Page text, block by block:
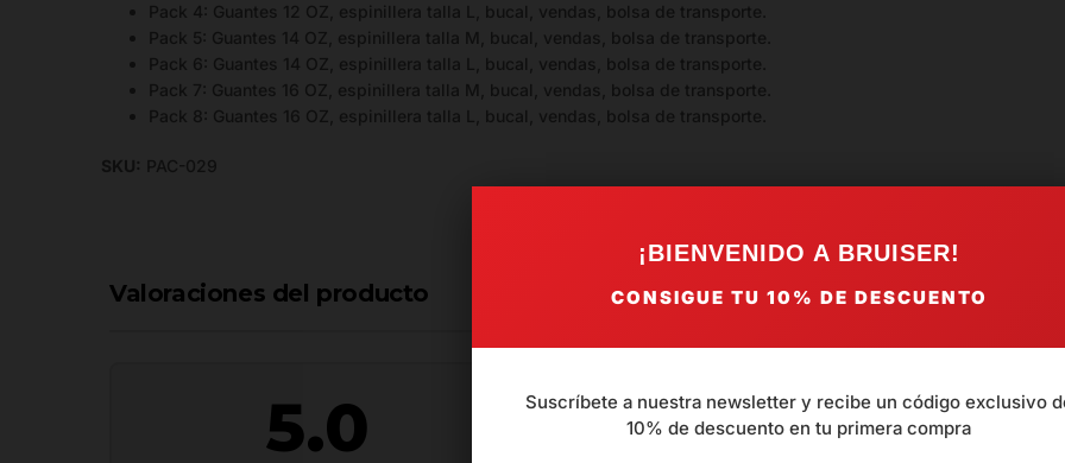
¡BIENVENIDO A BRUISER!
CONSIGUE TU 10% DE DESCUENTO
Suscríbete a nuestra newsletter y recibe un código exclusivo
10% de descuento en tu primera compra
Pack 4: Guantes 12 OZ, espinillera talla L, bucal, vendas, bolsa de transporte.
Pack 5: Guantes 14 OZ, espinillera talla M, bucal, vendas, bolsa de transporte.
Pack 6: Guantes 14 OZ, espinillera talla L, bucal, vendas, bolsa de transporte.
Pack 7: Guantes 16 OZ, espinillera talla M, bucal, vendas, bolsa de transporte.
Pack 8: Guantes 16 OZ, espinillera talla L, bucal, vendas, bolsa de transporte.
SKU: PAC-029
Valoraciones del producto
5.0